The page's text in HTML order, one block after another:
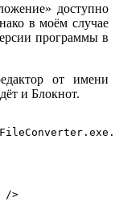
доступно
в моём случае
программы в
от имени
и Блокнот.
/>